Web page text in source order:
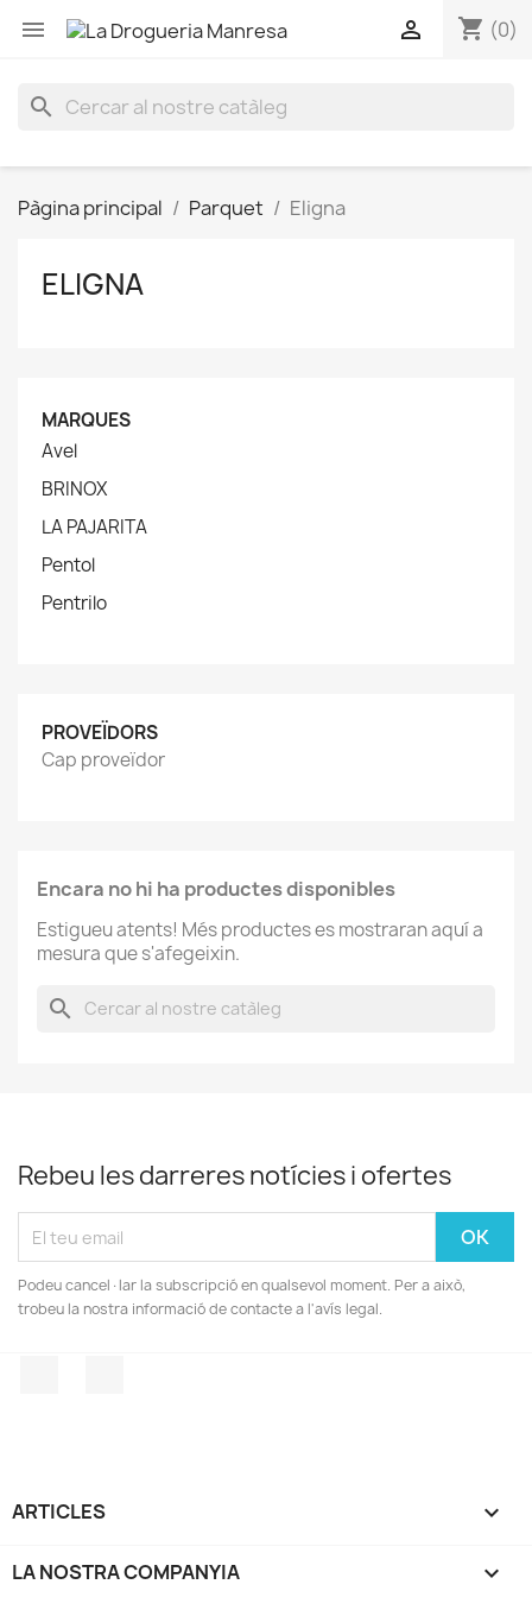
 shopping_cart (0)

search
Pàgina principal Parquet Eligna
ELIGNA
MARQUES
Avel
BRINOX
LA PAJARITA
Pentol
Pentrilo
PROVEÏDORS
Cap proveïdor
Encara no hi ha productes disponibles
Estigueu atents! Més productes es mostraran aquí a
mesura que s'afegeixin.
search
Rebeu les darreres notícies i ofertes
Podeu cancel·lar la subscripció en qualsevol moment. Per a això,
trobeu la nostra informació de contacte a l'avís legal.
ARTICLES 
LA NOSTRA COMPANYIA 